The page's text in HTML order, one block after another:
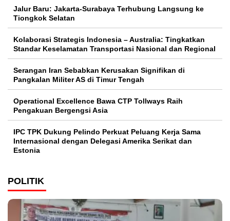
Jalur Baru: Jakarta-Surabaya Terhubung Langsung ke
Tiongkok Selatan
Kolaborasi Strategis Indonesia – Australia: Tingkatkan
Standar Keselamatan Transportasi Nasional dan Regional
Serangan Iran Sebabkan Kerusakan Signifikan di
Pangkalan Militer AS di Timur Tengah
Operational Excellence Bawa CTP Tollways Raih
Pengakuan Bergengsi Asia
IPC TPK Dukung Pelindo Perkuat Peluang Kerja Sama
Internasional dengan Delegasi Amerika Serikat dan
Estonia
POLITIK